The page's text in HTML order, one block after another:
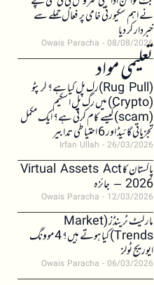
نے اہم سکیورٹی خامی پر فعال حملے سے
خبردار کر دیا
Owais Paracha 08/08/2026
تعلیمی مواد(Rug Pull)رگ پل کیا ہے؟ کرپٹو
(Crypto) میں رگ پل اسکیم
(scam)کیسے کام کرتی ہے؟ ایک مکمل
تجزیاتی گائیڈ اور 6 احتیاطی تدابیر
Irfan Ullah 26/03/2026
پاکستان کا Virtual Assets Act
2026 – جائزہ
Owais Paracha 12/03/2026
مارکیٹ ٹرینڈز (Market
Trends) کیا ہوتے ہیں؟ 4 موونگ
ایوریج ٹولز
Owais Paracha 06/03/2026